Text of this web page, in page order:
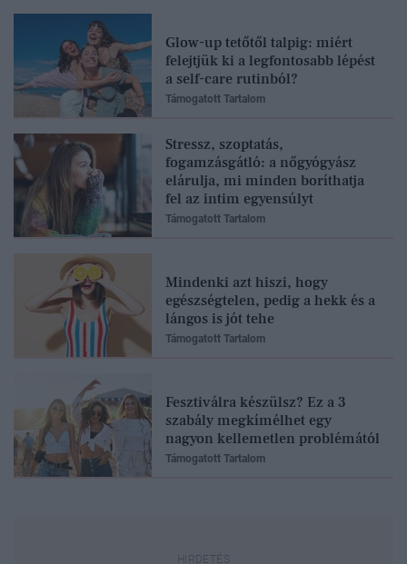
Glow-up tetőtől talpig: miért
felejtjük ki a legfontosabb lépést
a self-care rutinból?
Támogatott Tartalom
Stressz, szoptatás,
fogamzásgátló: a nőgyógyász
elárulja, mi minden boríthatja
fel az intim egyensúlyt
Támogatott Tartalom
Mindenki azt hiszi, hogy
egészségtelen, pedig a hekk és a
lángos is jót tehe
Támogatott Tartalom
Fesztiválra készülsz? Ez a 3
szabály megkímélhet egy
nagyon kellemetlen problémától
Támogatott Tartalom